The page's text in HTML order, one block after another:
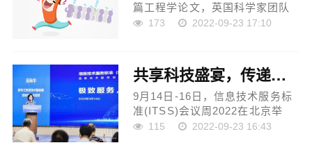
篇工程学论文，英国科学家团队
展示了一组受动物启发的飞行机
偏远或难以抵达的地点提供...
173 2022-09-23 17:10
共享科技盛宴，传递前沿观点新华三受邀出席ITSS会议周2022
9月14日-16日，信息技术服务标
准(ITSS)会议周2022在北京举
行，围绕信息技术服务标准全面
115 2022-09-23 16:43